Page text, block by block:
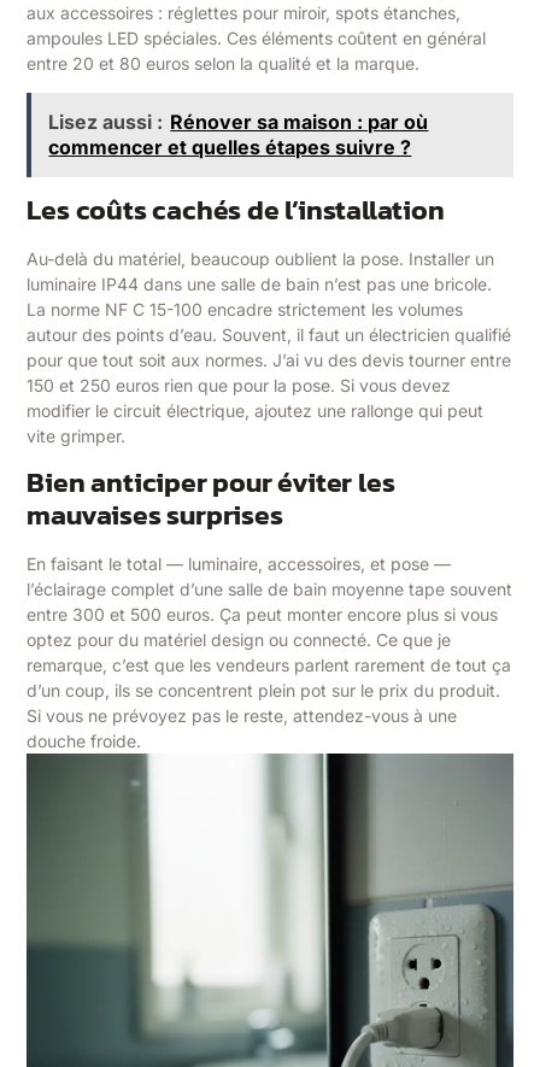
aux accessoires : réglettes pour miroir, spots étanches,
ampoules LED spéciales. Ces éléments coûtent en général
entre 20 et 80 euros selon la qualité et la marque.
Lisez aussi : Rénover sa maison : par où
commencer et quelles étapes suivre ?
Les coûts cachés de l’installation
Au-delà du matériel, beaucoup oublient la pose. Installer un
luminaire IP44 dans une salle de bain n’est pas une bricole.
La norme NF C 15-100 encadre strictement les volumes
autour des points d’eau. Souvent, il faut un électricien qualifié
pour que tout soit aux normes. J’ai vu des devis tourner entre
150 et 250 euros rien que pour la pose. Si vous devez
modifier le circuit électrique, ajoutez une rallonge qui peut
vite grimper.
Bien anticiper pour éviter les
mauvaises surprises
En faisant le total — luminaire, accessoires, et pose —
l’éclairage complet d’une salle de bain moyenne tape souvent
entre 300 et 500 euros. Ça peut monter encore plus si vous
optez pour du matériel design ou connecté. Ce que je
remarque, c’est que les vendeurs parlent rarement de tout ça
d’un coup, ils se concentrent plein pot sur le prix du produit.
Si vous ne prévoyez pas le reste, attendez-vous à une
douche froide.